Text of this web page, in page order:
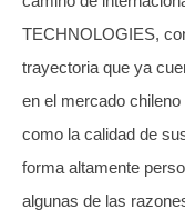
TECHNOLOGIES,
trayectoria que ya
en el mercado
como la calidad de
forma altamente
algunas de las